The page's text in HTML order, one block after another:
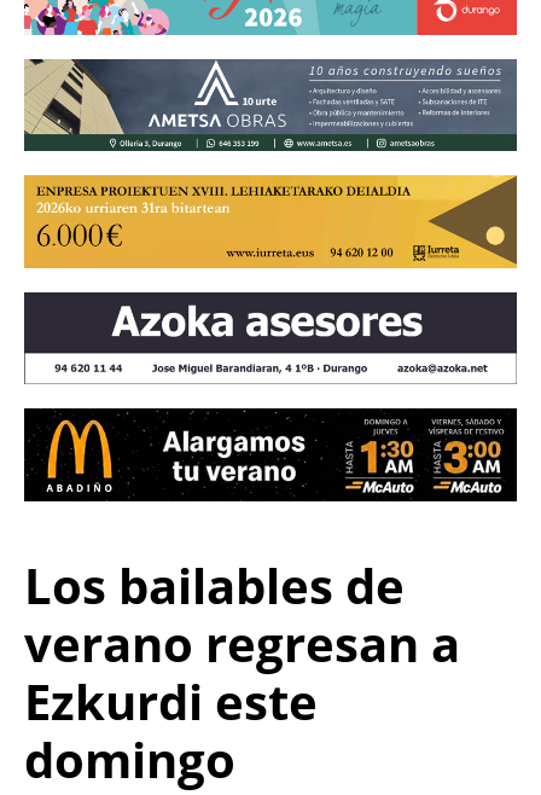
Los bailables de
verano regresan a
Ezkurdi este
domingo